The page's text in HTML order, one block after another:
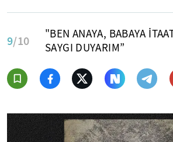
9/10
"BEN ANAYA, BABAYA
SAYGI DUYARIM”